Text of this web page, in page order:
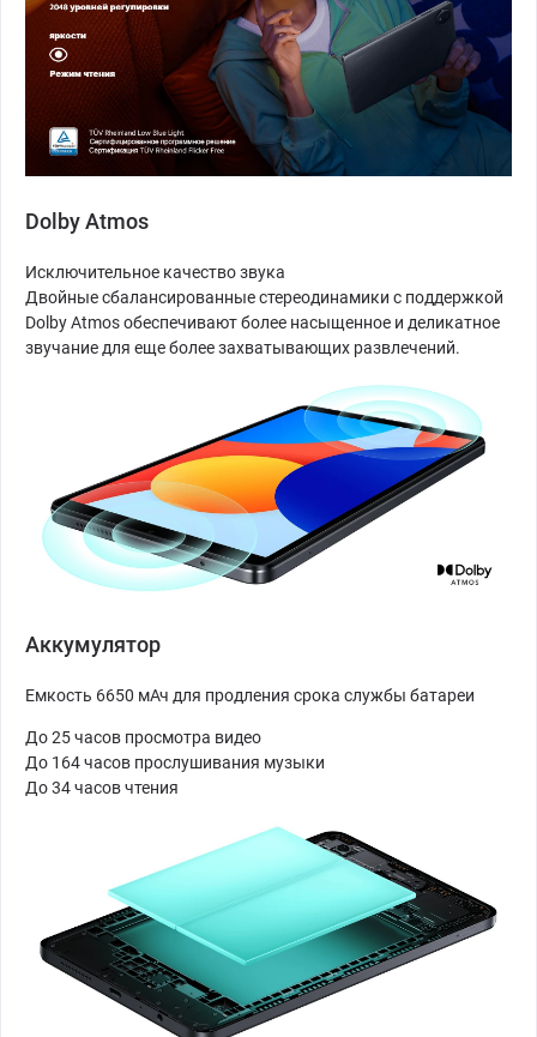
Dolby Atmos
Исключительное качество звука
Двойные сбалансированные стереодинамики с поддержкой
Dolby Atmos обеспечивают более насыщенное и деликатное
звучание для еще более захватывающих развлечений.
Аккумулятор
Емкость 6650 мАч для продления срока службы батареи
До 25 часов просмотра видео
До 164 часов прослушивания музыки
До 34 часов чтения